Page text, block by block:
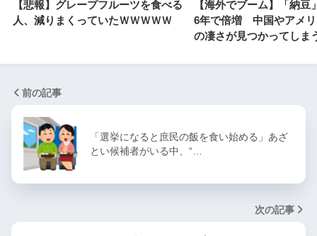
【悲報】グレープフルーツを食べる
人、減りまくっていたＷＷＷＷＷ
【海外でブーム】「納豆
6年で倍増 中国やアメ
の凄さが見つかってしま
前の記事
「選挙になると庶民の飯を食い始める」あざ
とい候補者がいる中、“…
次の記事